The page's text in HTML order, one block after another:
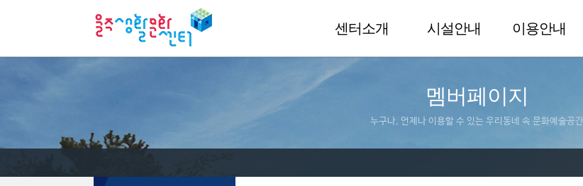
센터소개 시설안내 이용안내
멤버페이지
누구나, 언제나 이용할 수 있는 우리동네 속 문화예술공간